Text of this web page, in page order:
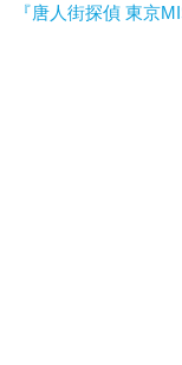
『唐人街探偵 東京